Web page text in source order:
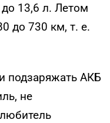
13,6 л. Летом
до 730 км, т. е.
подзаряжать АКБ
не